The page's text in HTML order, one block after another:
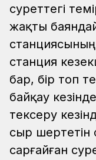
суреттегі
жақты
станция
бар, бір топ
байқау
тексеру
сыр шертетін
сарғайған